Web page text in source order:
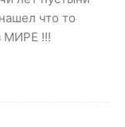
что то
МИРЕ !!!